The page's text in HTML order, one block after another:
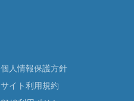
個人情報保護方針
サイト利用規約